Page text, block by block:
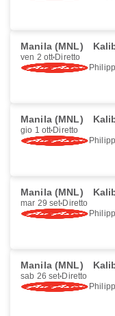
Manila (MNL)
ven 2 ott Diretto
Manila (MNL)
gio 1 ott Diretto
Manila (MNL)
mar 29 set Diretto
Manila (MNL)
sab 26 set Diretto